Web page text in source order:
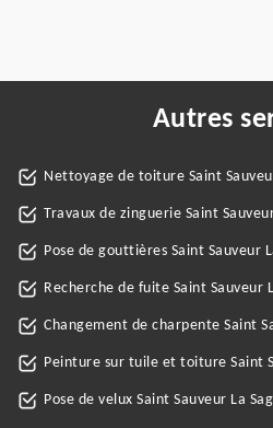
Autres
Nettoyage de toiture Saint
Travaux de zinguerie Saint
Pose de gouttières Saint Sauveur
Recherche de fuite Saint Sauveur
Changement de charpente Saint
Peinture sur tuile et toiture Saint
Pose de velux Saint Sauveur La